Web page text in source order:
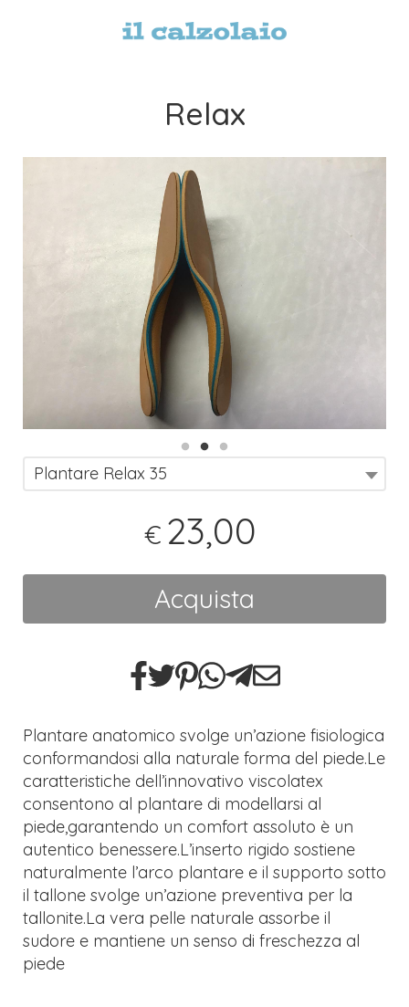
Relax
Plantare Relax 35
€ 23,00
Acquista
Plantare anatomico svolge un’azione fisiologica
conformandosi alla naturale forma del piede.Le
caratteristiche dell’innovativo viscolatex
consentono al plantare di modellarsi al
piede,garantendo un comfort assoluto è un
autentico benessere.L’inserto rigido sostiene
naturalmente l’arco plantare e il supporto sotto
il tallone svolge un’azione preventiva per la
tallonite.La vera pelle naturale assorbe il
sudore e mantiene un senso di freschezza al
piede